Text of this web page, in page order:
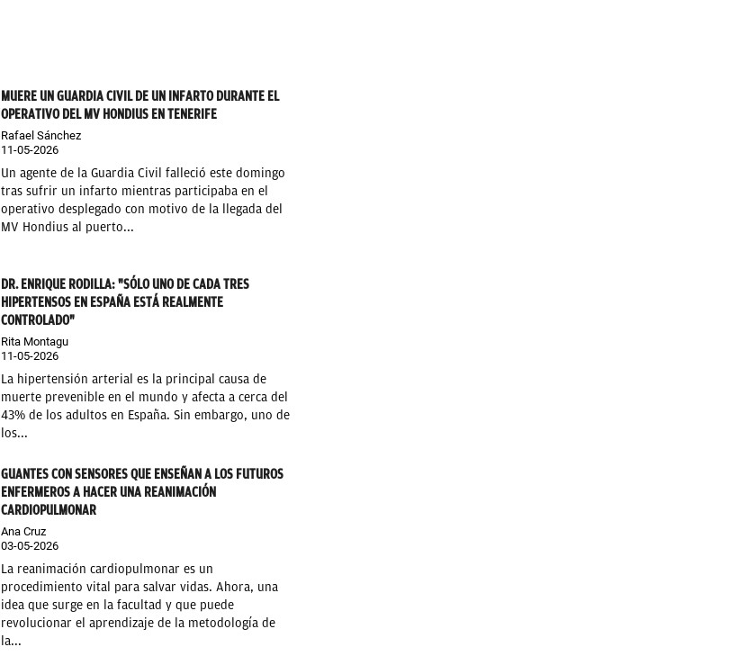
MUERE UN GUARDIA CIVIL DE UN INFARTO DURANTE EL
OPERATIVO DEL MV HONDIUS EN TENERIFE
Rafael Sánchez
11-05-2026
Un agente de la Guardia Civil falleció este domingo
tras sufrir un infarto mientras participaba en el
operativo desplegado con motivo de la llegada del
MV Hondius al puerto...
DR. ENRIQUE RODILLA: "SÓLO UNO DE CADA TRES
HIPERTENSOS EN ESPAÑA ESTÁ REALMENTE
CONTROLADO"
Rita Montagu
11-05-2026
La hipertensión arterial es la principal causa de
muerte prevenible en el mundo y afecta a cerca del
43% de los adultos en España. Sin embargo, uno de
los...
GUANTES CON SENSORES QUE ENSEÑAN A LOS FUTUROS
ENFERMEROS A HACER UNA REANIMACIÓN
CARDIOPULMONAR
Ana Cruz
03-05-2026
La reanimación cardiopulmonar es un
procedimiento vital para salvar vidas. Ahora, una
idea que surge en la facultad y que puede
revolucionar el aprendizaje de la metodología de
la...